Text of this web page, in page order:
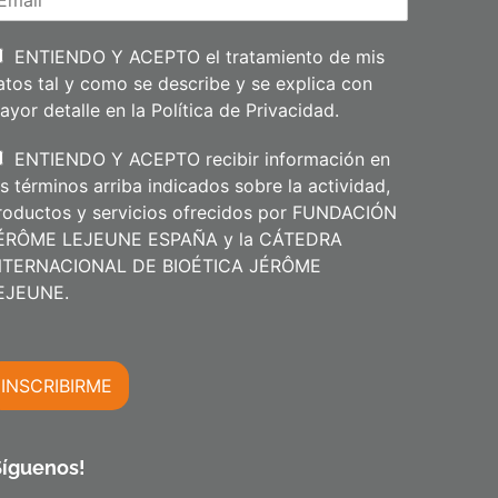
l
i
o
s
ENTIENDO Y ACEPTO el tratamiento de mis
tal y como se describe y se explica con
detalle en la Política de Privacidad.
ENTIENDO Y ACEPTO recibir información en
términos arriba indicados sobre la actividad,
y servicios ofrecidos por FUNDACIÓN
LEJEUNE ESPAÑA y la CÁTEDRA
DE BIOÉTICA JÉRÔME
INSCRIBIRME